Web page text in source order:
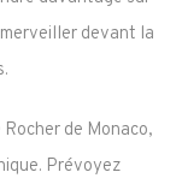
devant la
de Monaco,
Prévoyez